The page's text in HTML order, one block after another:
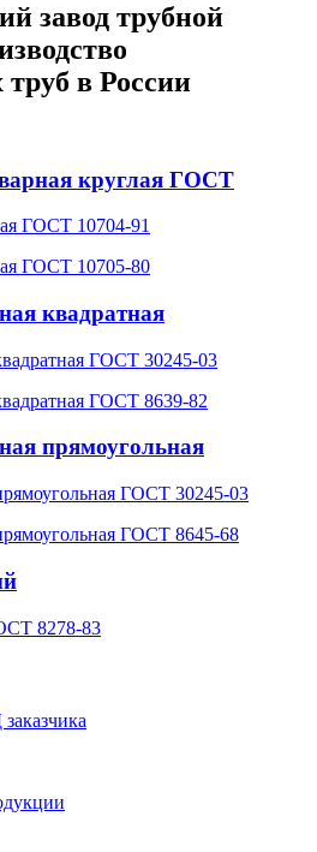
завод трубной
в России
круглая ГОСТ
ГОСТ 10704-91
ГОСТ 10705-80
квадратная
ГОСТ 30245-03
ГОСТ 8639-82
прямоугольная
ГОСТ 30245-03
ГОСТ 8645-68
8278-83